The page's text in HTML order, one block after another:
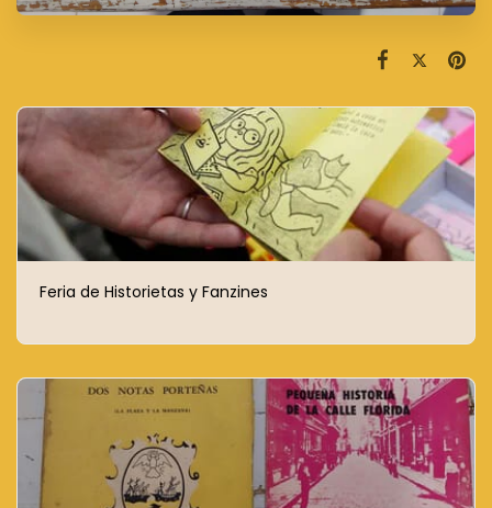
Feria de Historietas y Fanzines